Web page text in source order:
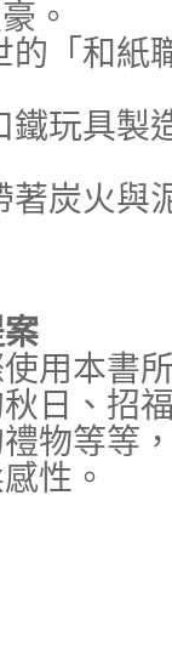
。
「和紙
玩具製
炭火與
用本書
日、招
物等等
性。